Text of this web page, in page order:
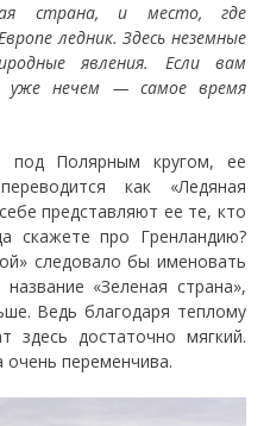
страна, и место, где
ледник. Здесь неземные
явления. Если вам
уже нечем — самое время
под Полярным кругом, ее
как «Ледяная
представляют ее те, кто
скажете про Гренландию?
следовало бы именовать
«Зеленая страна»,
Ведь благодаря теплому
здесь достаточно мягкий.
очень переменчива.